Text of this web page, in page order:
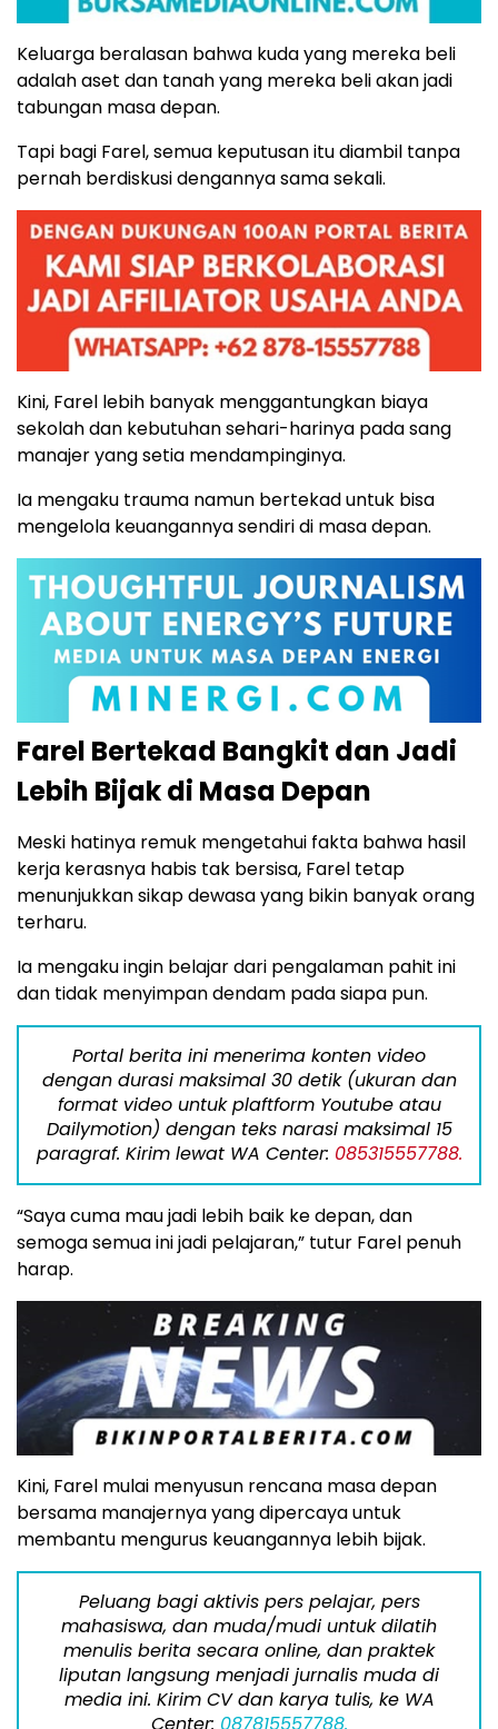
Keluarga beralasan bahwa kuda yang mereka beli
adalah aset dan tanah yang mereka beli akan jadi
tabungan masa depan.
Tapi bagi Farel, semua keputusan itu diambil tanpa
pernah berdiskusi dengannya sama sekali.
Kini, Farel lebih banyak menggantungkan biaya
sekolah dan kebutuhan sehari-harinya pada sang
manajer yang setia mendampinginya.
Ia mengaku trauma namun bertekad untuk bisa
mengelola keuangannya sendiri di masa depan.
Farel Bertekad Bangkit dan Jadi
Lebih Bijak di Masa Depan
Meski hatinya remuk mengetahui fakta bahwa hasil
kerja kerasnya habis tak bersisa, Farel tetap
menunjukkan sikap dewasa yang bikin banyak orang
terharu.
Ia mengaku ingin belajar dari pengalaman pahit ini
dan tidak menyimpan dendam pada siapa pun.
Portal berita ini menerima konten video
dengan durasi maksimal 30 detik (ukuran dan
format video untuk plaftform Youtube atau
Dailymotion) dengan teks narasi maksimal 15
paragraf. Kirim lewat WA Center: 085315557788.
“Saya cuma mau jadi lebih baik ke depan, dan
semoga semua ini jadi pelajaran,” tutur Farel penuh
harap.
Kini, Farel mulai menyusun rencana masa depan
bersama manajernya yang dipercaya untuk
membantu mengurus keuangannya lebih bijak.
Peluang bagi aktivis pers pelajar, pers
mahasiswa, dan muda/mudi untuk dilatih
menulis berita secara online, dan praktek
liputan langsung menjadi jurnalis muda di
media ini. Kirim CV dan karya tulis, ke WA
Center: 087815557788.